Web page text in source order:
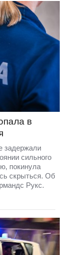
в
задержали
сильного
покинула
скрыться. Об
Рукс.